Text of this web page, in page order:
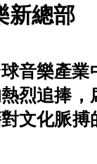
新總部
音樂產
烈追捧
文化脈